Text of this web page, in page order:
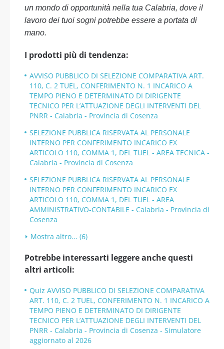
un mondo di opportunità nella tua Calabria, dove il
lavoro dei tuoi sogni potrebbe essere a portata di
mano.
I prodotti più di tendenza:
AVVISO PUBBLICO DI SELEZIONE COMPARATIVA ART.
110, C. 2 TUEL, CONFERIMENTO N. 1 INCARICO A
TEMPO PIENO E DETERMINATO DI DIRIGENTE
TECNICO PER L’ATTUAZIONE DEGLI INTERVENTI DEL
PNRR - Calabria - Provincia di Cosenza
SELEZIONE PUBBLICA RISERVATA AL PERSONALE
INTERNO PER CONFERIMENTO INCARICO EX
ARTICOLO 110, COMMA 1, DEL TUEL - AREA TECNICA -
Calabria - Provincia di Cosenza
SELEZIONE PUBBLICA RISERVATA AL PERSONALE
INTERNO PER CONFERIMENTO INCARICO EX
ARTICOLO 110, COMMA 1, DEL TUEL - AREA
AMMINISTRATIVO-CONTABILE - Calabria - Provincia di
Cosenza
Mostra altro... (6)
Potrebbe interessarti leggere anche questi
altri articoli:
Quiz AVVISO PUBBLICO DI SELEZIONE COMPARATIVA
ART. 110, C. 2 TUEL, CONFERIMENTO N. 1 INCARICO A
TEMPO PIENO E DETERMINATO DI DIRIGENTE
TECNICO PER L’ATTUAZIONE DEGLI INTERVENTI DEL
PNRR - Calabria - Provincia di Cosenza - Simulatore
aggiornato al 2026